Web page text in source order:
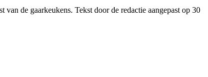
de gaarkeukens. Tekst door de redactie aangepast op 30